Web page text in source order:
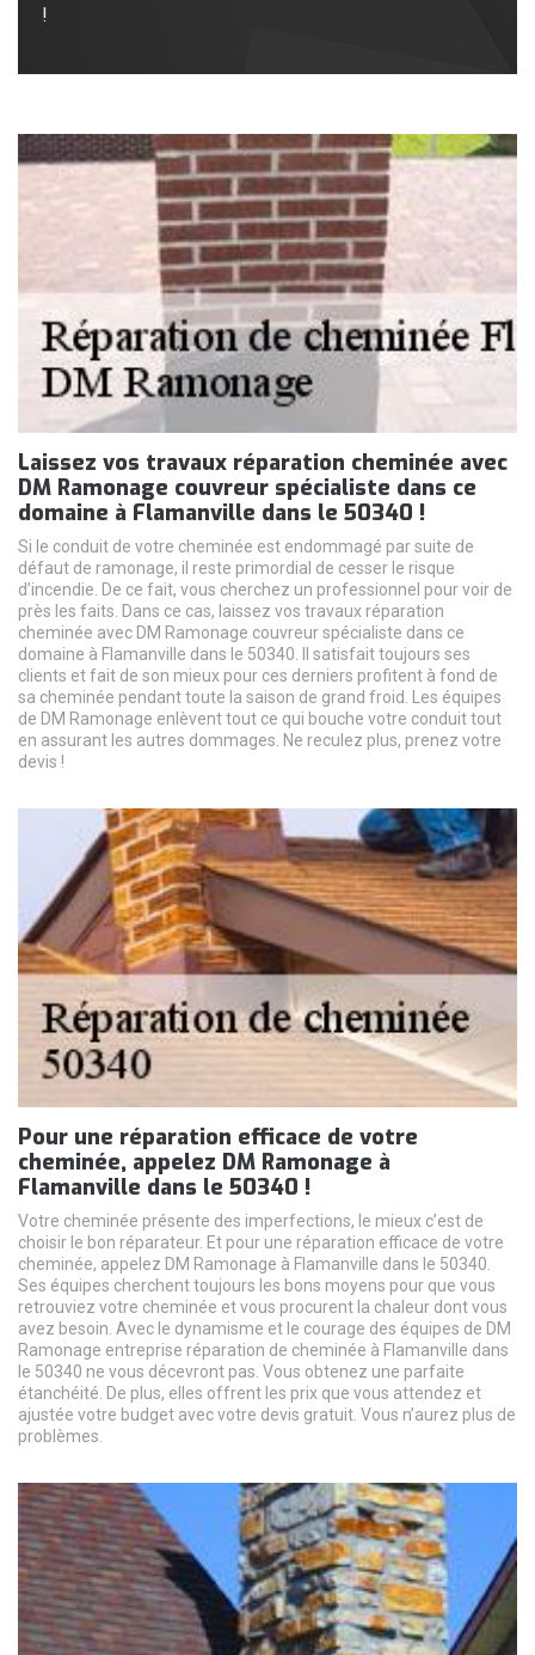
!
Laissez vos travaux réparation cheminée avec
DM Ramonage couvreur spécialiste dans ce
domaine à Flamanville dans le 50340 !
Si le conduit de votre cheminée est endommagé par suite de
défaut de ramonage, il reste primordial de cesser le risque
d’incendie. De ce fait, vous cherchez un professionnel pour voir de
près les faits. Dans ce cas, laissez vos travaux réparation
cheminée avec DM Ramonage couvreur spécialiste dans ce
domaine à Flamanville dans le 50340. Il satisfait toujours ses
clients et fait de son mieux pour ces derniers profitent à fond de
sa cheminée pendant toute la saison de grand froid. Les équipes
de DM Ramonage enlèvent tout ce qui bouche votre conduit tout
en assurant les autres dommages. Ne reculez plus, prenez votre
devis !
Pour une réparation efficace de votre
cheminée, appelez DM Ramonage à
Flamanville dans le 50340 !
Votre cheminée présente des imperfections, le mieux c’est de
choisir le bon réparateur. Et pour une réparation efficace de votre
cheminée, appelez DM Ramonage à Flamanville dans le 50340.
Ses équipes cherchent toujours les bons moyens pour que vous
retrouviez votre cheminée et vous procurent la chaleur dont vous
avez besoin. Avec le dynamisme et le courage des équipes de DM
Ramonage entreprise réparation de cheminée à Flamanville dans
le 50340 ne vous décevront pas. Vous obtenez une parfaite
étanchéité. De plus, elles offrent les prix que vous attendez et
ajustée votre budget avec votre devis gratuit. Vous n’aurez plus de
problèmes.